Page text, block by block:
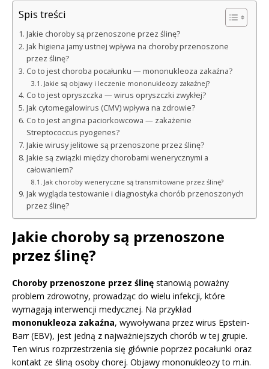
Spis treści
Jakie choroby są przenoszone przez ślinę?
Jak higiena jamy ustnej wpływa na choroby przenoszone
przez ślinę?
Co to jest choroba pocałunku — mononukleoza zakaźna?
Jakie są objawy i leczenie mononukleozy zakaźnej?
Co to jest opryszczka — wirus opryszczki zwykłej?
Jak cytomegalowirus (CMV) wpływa na zdrowie?
Co to jest angina paciorkowcowa — zakażenie
Streptococcus pyogenes?
Jakie wirusy jelitowe są przenoszone przez ślinę?
Jakie są związki między chorobami wenerycznymi a
całowaniem?
Jak choroby weneryczne są transmitowane przez ślinę?
Jak wygląda testowanie i diagnostyka chorób przenoszonych
przez ślinę?
Jakie choroby są przenoszone
przez ślinę?
Choroby przenoszone przez ślinę stanowią poważny
problem zdrowotny, prowadząc do wielu infekcji, które
wymagają interwencji medycznej. Na przykład
mononukleoza zakaźna, wywoływana przez wirus Epstein-
Barr (EBV), jest jedną z najważniejszych chorób w tej grupie.
Ten wirus rozprzestrzenia się głównie poprzez pocałunki oraz
kontakt ze śliną osoby chorej. Objawy mononukleozy to m.in.